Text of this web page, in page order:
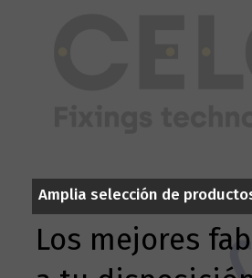
Contacto
Los mejores
Amplia selección de